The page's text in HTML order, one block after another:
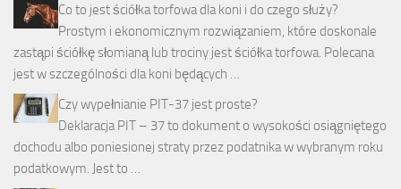
Co to jest ściółka torfowa dla koni i do czego służy?
Prostym i ekonomicznym rozwiązaniem, które doskonale
zastąpi ściółkę słomianą lub trociny jest ściółka torfowa. Polecana
jest w szczególności dla koni będących …
Czy wypełnianie PIT-37 jest proste?
Deklaracja PIT – 37 to dokument o wysokości osiągniętego
dochodu albo poniesionej straty przez podatnika w wybranym roku
podatkowym. Jest to …